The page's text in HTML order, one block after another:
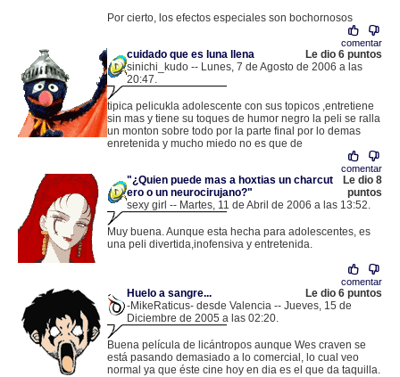
Por cierto, los efectos especiales son bochornosos
comentar
cuidado que es luna llena
Le dio 6 puntos
sinichi_kudo -- Lunes, 7 de Agosto de 2006 a las
20:47.
tipica pelicukla adolescente con sus topicos ,entretiene
sin mas y tiene su toques de humor negro la peli se ralla
un monton sobre todo por la parte final por lo demas
enretenida y mucho miedo no es que de
comentar
"¿Quien puede mas a hoxtias un charcut
ero o un neurocirujano?"
Le dio 8
puntos
sexy girl -- Martes, 11 de Abril de 2006 a las 13:52.
Muy buena. Aunque esta hecha para adolescentes, es
una peli divertida,inofensiva y entretenida.
comentar
Huelo a sangre...
Le dio 6 puntos
-MikeRaticus- desde Valencia -- Jueves, 15 de
Diciembre de 2005 a las 02:20.
Buena película de licántropos aunque Wes craven se
está pasando demasiado a lo comercial, lo cual veo
normal ya que éste cine hoy en dia es el que da taquilla.